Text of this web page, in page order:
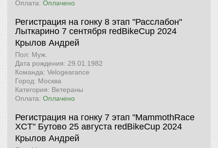
Оплата: Оплачено
Регистрация на гонку 8 этап "Расслабон"
Лыткарино 7 сентября redBikeCup 2024
Крылов Андрей
Пол: Муж.
Дата рождения: 29.01.1982
Команда: Velogearance
Город: Москва
Категория: Ветераны
Оплата: Оплачено
Регистрация на гонку 7 этап "MammothRace
XCT" Бутово 25 августа redBikeCup 2024
Крылов Андрей